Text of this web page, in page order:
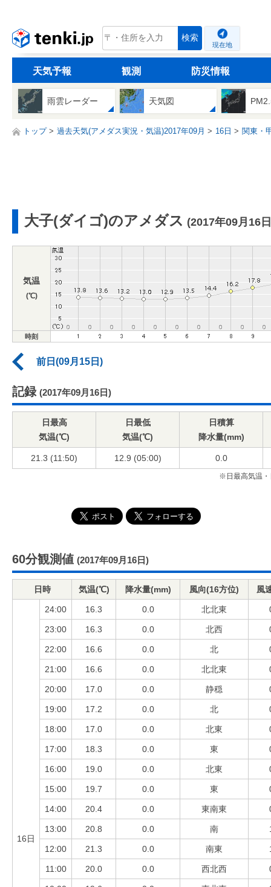
tenki.jp 検索
現在地
天気予報 観測 防災情報
雨雲レーダー 天気図
トップ 過去天気(アメダス実況・気温)2017年09月 16日 関東・
大子(ダイゴ)のアメダス (2017年09月16
気温
(℃)
時刻
前日(09月15日)
記録 (2017年09月16日)
日最高
気温(℃)
日最低
気温(℃)
日積算
降水量(mm)
21.3 (11:50) 12.9 (05:00) 0.0
※日最高気温・
60分観測値 (2017年09月16日)
日時 気温(℃) 降水量(mm) 風向(16方位) 風
16日
24:00 16.3 0.0 北北東
23:00 16.3 0.0 北西
22:00 16.6 0.0 北
21:00 16.6 0.0 北北東
20:00 17.0 0.0 静穏
19:00 17.2 0.0 北
18:00 17.0 0.0 北東
17:00 18.3 0.0 東
16:00 19.0 0.0 北東
15:00 19.7 0.0 東
14:00 20.4 0.0 東南東
13:00 20.8 0.0 南
12:00 21.3 0.0 南東
11:00 20.0 0.0 西北西